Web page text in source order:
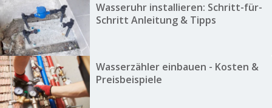
Wasseruhr installieren: Schritt-für-
Schritt Anleitung & Tipps
Wasserzähler einbauen - Kosten &
Preisbeispiele